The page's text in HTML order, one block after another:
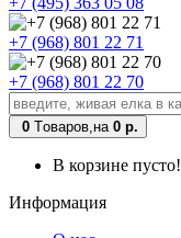
+7 (968) 801 22 71
+7 (968) 801 22 70
0 Tоваров,на 0 р.
В корзине пусто!
Информация